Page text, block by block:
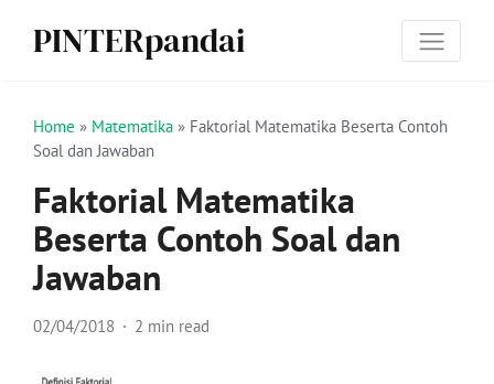
PINTERpandai
Home » Matematika » Faktorial Matematika Beserta Contoh
Soal dan Jawaban
Faktorial Matematika
Beserta Contoh Soal dan
Jawaban
02/04/2018 2 min read